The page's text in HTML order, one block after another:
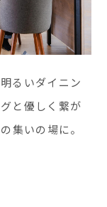
るいダイニン
と優しく繋が
集いの場に。